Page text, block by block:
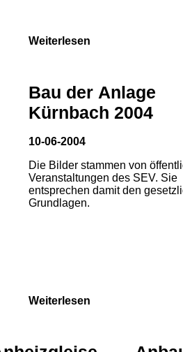
Weiterlesen
Bau der Anlage
Kürnbach 2004
10-06-2004
Die Bilder stammen von
Veranstaltungen des SEV. Sie
entsprechen damit den
Grundlagen.
Weiterlesen